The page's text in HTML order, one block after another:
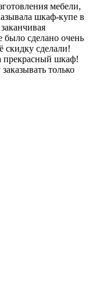
мебели,
шкаф-купе в
сделано очень
скидку сделали!
прекрасный шкаф!
только